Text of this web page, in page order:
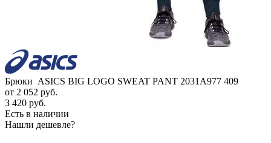
Брюки ASICS BIG LOGO SWEAT PANT 2031A977 409
от 2 052 руб.
3 420 руб.
Есть в наличии
Нашли дешевле?